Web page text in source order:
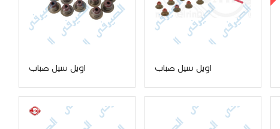
اويل سيل صباب اويل سيل صباب